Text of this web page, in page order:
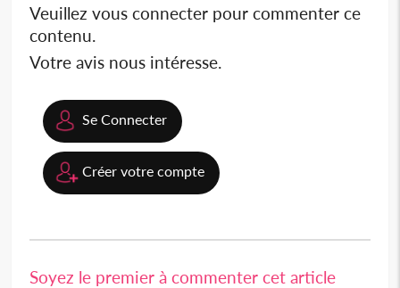
Veuillez vous connecter pour commenter ce
contenu.
Votre avis nous intéresse.
Se Connecter
Créer votre compte
Soyez le premier à commenter cet article